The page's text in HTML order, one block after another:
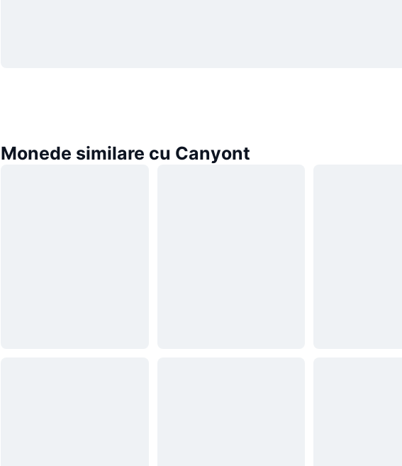
Monede similare cu Canyont